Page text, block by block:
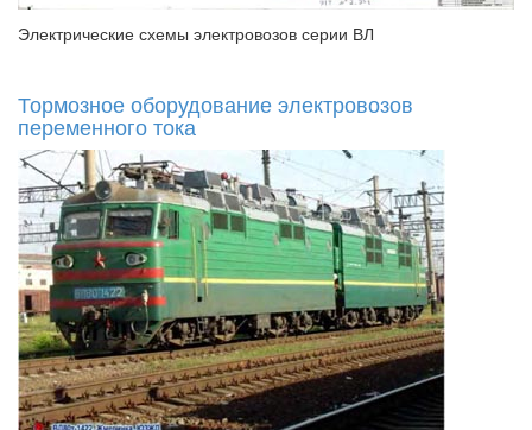
Электрические схемы электровозов серии ВЛ
Тормозное оборудование электровозов
переменного тока